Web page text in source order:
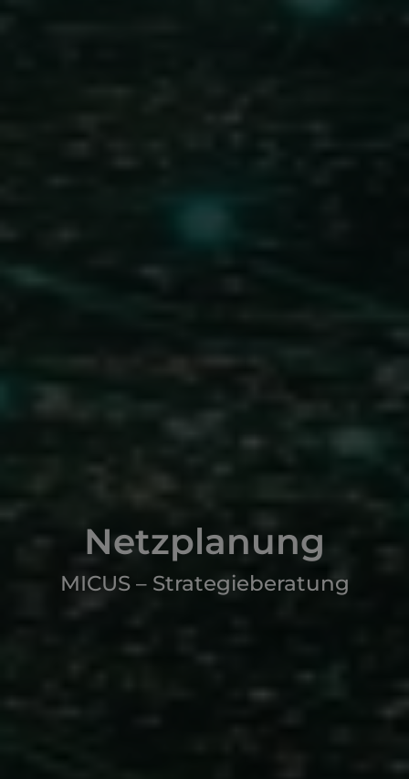
Netzplanung
MICUS – Strategieberatung